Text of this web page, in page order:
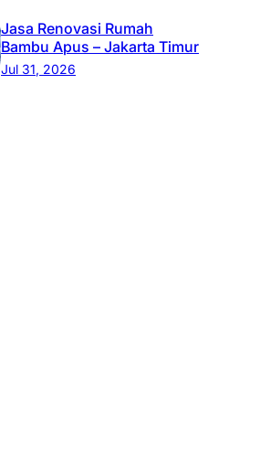
Jasa Renovasi Rumah
Bambu Apus – Jakarta Timur
Jul 31, 2026